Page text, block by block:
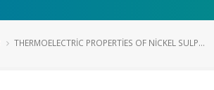
THERMOELECTRIC PROPERTIES OF NICKEL SULP...